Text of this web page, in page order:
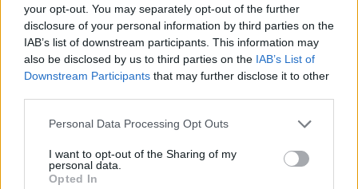
your opt-out. You may separately opt-out of the further
disclosure of your personal information by third parties on the
IAB’s list of downstream participants. This information may
also be disclosed by us to third parties on the IAB’s List of
Downstream Participants that may further disclose it to other
Personal Data Processing Opt Outs
I want to opt-out of the Sharing of my
personal data.
Opted In